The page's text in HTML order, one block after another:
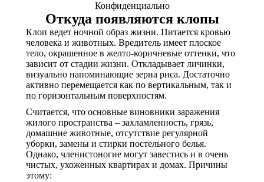
Конфиденциально
Откуда появляются клопы
Клоп ведет ночной образ жизни. Питается кровью
человека и животных. Вредитель имеет плоское
тело, окрашенное в желто-коричневые оттенки, что
зависит от стадии жизни. Откладывает личинки,
визуально напоминающие зерна риса. Достаточно
активно перемещается как по вертикальным, так и
по горизонтальным поверхностям.
Считается, что основные виновники заражения
жилого пространства – захламленность, грязь,
домашние животные, отсутствие регулярной
уборки, замены и стирки постельного белья.
Однако, членистоногие могут завестись и в очень
чистых, ухоженных квартирах и домах. Причины
этому: